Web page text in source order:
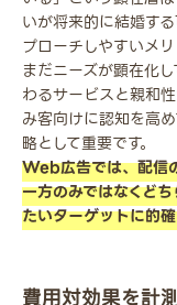
いが将来的に結婚す
プローチしやすいメリ
まだニーズが顕在化
わるサービスと親和
み客向けに認知を高
略として重要です。
Web広告では、配信
一方のみではなくど
たいターゲットに的
費用対効果を計